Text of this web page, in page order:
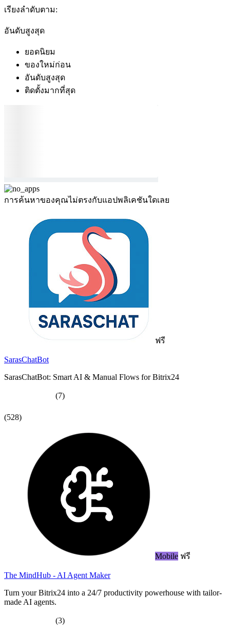
เรียงลำดับตาม:
อันดับสูงสุด
ยอดนิยม
ของใหม่ก่อน
อันดับสูงสุด
ติดตั้งมากที่สุด
การค้นหาของคุณไม่ตรงกับแอปพลิเคชันใดเลย
ฟรี
SarasChatBot
SarasChatBot: Smart AI & Manual Flows for Bitrix24
(7)
(528)
Mobile ฟรี
The MindHub - AI Agent Maker
Turn your Bitrix24 into a 24/7 productivity powerhouse with tailor-
made AI agents.
(3)